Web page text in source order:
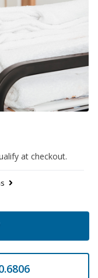
at checkout.